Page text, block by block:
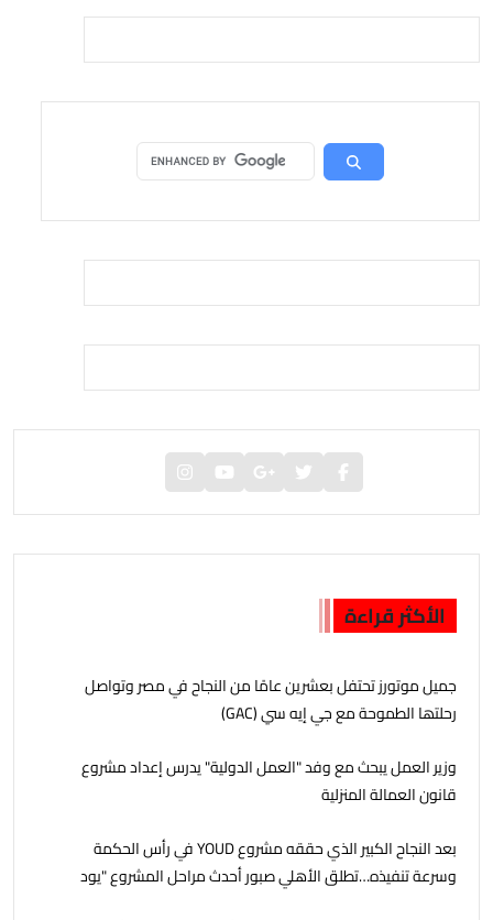
الأكثر قراءة
جمیل موتورز تحتفل بعشرين عامًا من النجاح في مصر وتواصل
رحلتھا الطموحة مع جي إيه سي (GAC)
وزير العمل يبحث مع وفد "العمل الدولية" يدرس إعداد مشروع
قانون العمالة المنزلية
بعد النجاح الكبير الذي حققه مشروع YOUD في رأس الحكمة
وسرعة تنفيذه…تطلق الأهلي صبور أحدث مراحل المشروع "يود